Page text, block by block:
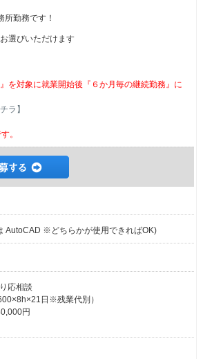
勤務です！
選びいただけます
対象に就業開始後『６か月毎の継続勤務』に
ラ】
。
AutoCAD ※どちらかが使用できればOK)
応相談
日※残業代別）
円